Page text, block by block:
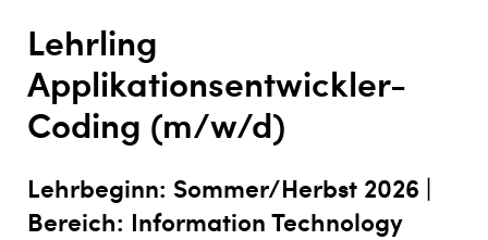
Lehrling
Applikationsentwickler-
Coding (m/w/d)
Lehrbeginn: Sommer/Herbst 2026 |
Bereich: Information Technology